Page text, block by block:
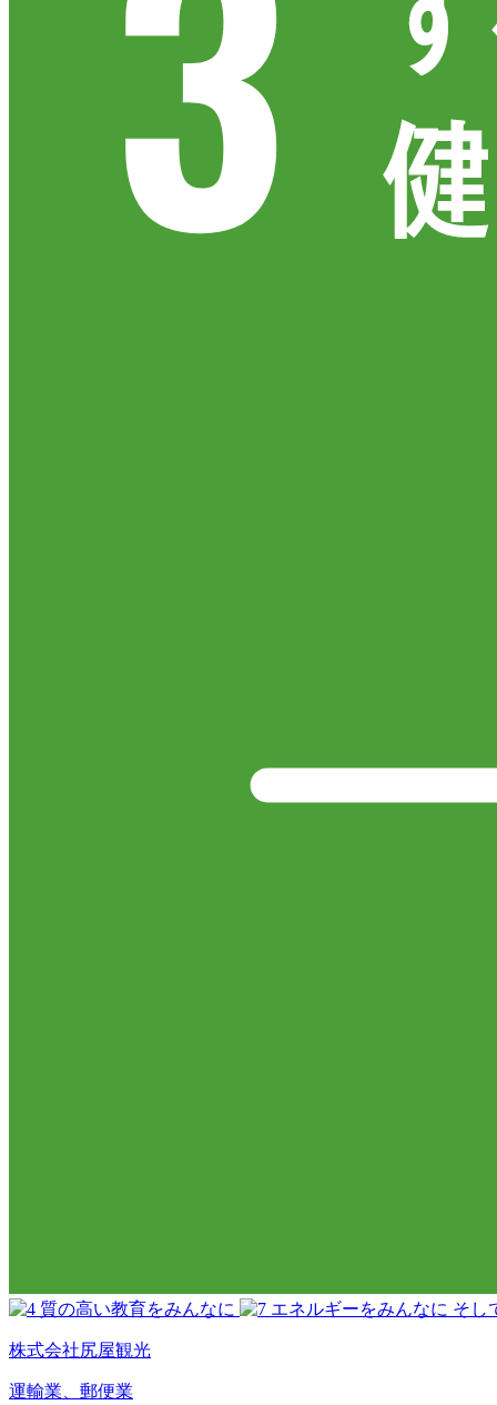
株式会社尻屋観光
運輸業、郵便業